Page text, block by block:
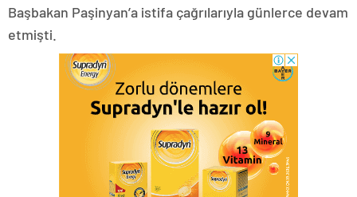
Başbakan Paşinyan’a istifa çağrılarıyla günlerce devam
etmişti.